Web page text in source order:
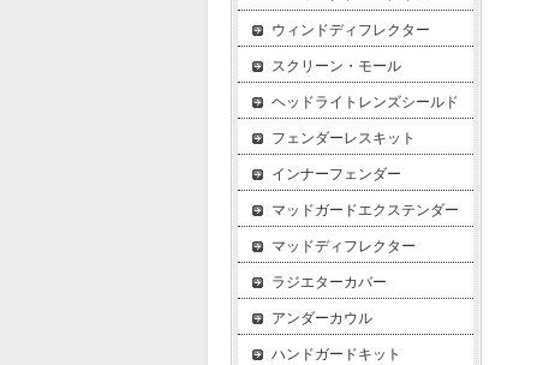
ウィンドディフレクター
スクリーン・モール
ヘッドライトレンズシールド
フェンダーレスキット
インナーフェンダー
マッドガードエクステンダー
マッドディフレクター
ラジエターカバー
アンダーカウル
ハンドガードキット